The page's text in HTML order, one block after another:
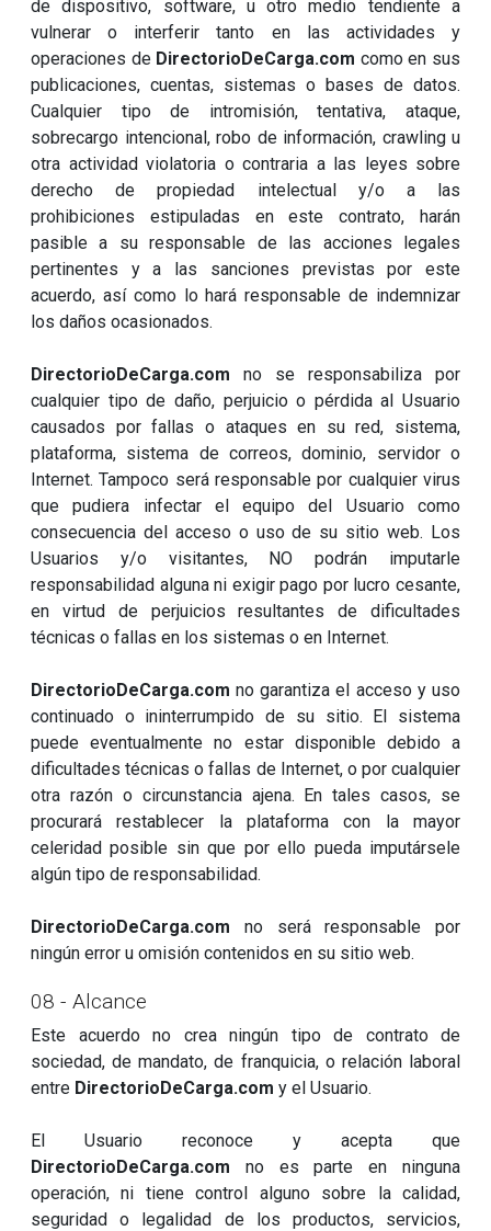
de dispositivo, software, u otro medio tendiente a
vulnerar o interferir tanto en las actividades y
operaciones de DirectorioDeCarga.com como en sus
publicaciones, cuentas, sistemas o bases de datos.
Cualquier tipo de intromisión, tentativa, ataque,
sobrecargo intencional, robo de información, crawling u
otra actividad violatoria o contraria a las leyes sobre
derecho de propiedad intelectual y/o a las
prohibiciones estipuladas en este contrato, harán
pasible a su responsable de las acciones legales
pertinentes y a las sanciones previstas por este
acuerdo, así como lo hará responsable de indemnizar
los daños ocasionados.
DirectorioDeCarga.com no se responsabiliza por
cualquier tipo de daño, perjuicio o pérdida al Usuario
causados por fallas o ataques en su red, sistema,
plataforma, sistema de correos, dominio, servidor o
Internet. Tampoco será responsable por cualquier virus
que pudiera infectar el equipo del Usuario como
consecuencia del acceso o uso de su sitio web. Los
Usuarios y/o visitantes, NO podrán imputarle
responsabilidad alguna ni exigir pago por lucro cesante,
en virtud de perjuicios resultantes de dificultades
técnicas o fallas en los sistemas o en Internet.
DirectorioDeCarga.com no garantiza el acceso y uso
continuado o ininterrumpido de su sitio. El sistema
puede eventualmente no estar disponible debido a
dificultades técnicas o fallas de Internet, o por cualquier
otra razón o circunstancia ajena. En tales casos, se
procurará restablecer la plataforma con la mayor
celeridad posible sin que por ello pueda imputársele
algún tipo de responsabilidad.
DirectorioDeCarga.com no será responsable por
ningún error u omisión contenidos en su sitio web.
08 - Alcance
Este acuerdo no crea ningún tipo de contrato de
sociedad, de mandato, de franquicia, o relación laboral
entre DirectorioDeCarga.com y el Usuario.
El Usuario reconoce y acepta que
DirectorioDeCarga.com no es parte en ninguna
operación, ni tiene control alguno sobre la calidad,
seguridad o legalidad de los productos, servicios,